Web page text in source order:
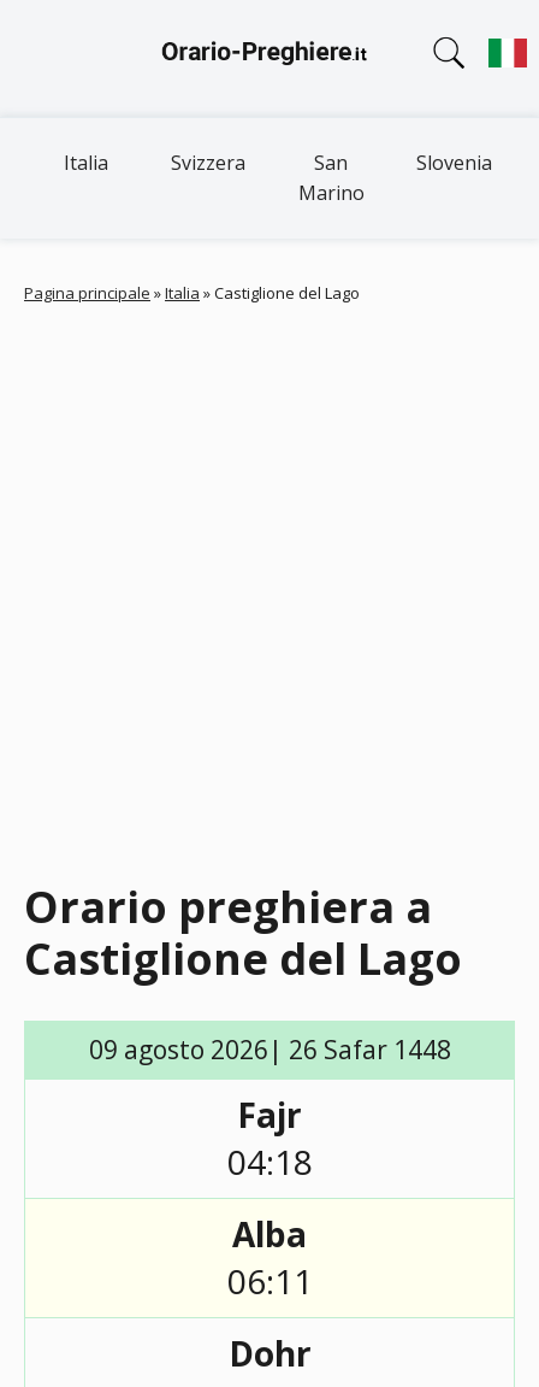
Italia Svizzera
San
Marino
Slovenia
Pagina principale »Italia »Castiglione del Lago
Orario preghiera a
Castiglione del Lago
09 agosto 2026| 26 Safar 1448
Fajr
04:18
Alba
06:11
Dohr